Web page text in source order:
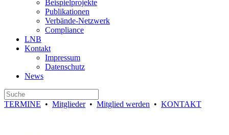
Beispielprojekte
Publikationen
Verbände-Netzwerk
Compliance
LNB
Kontakt
Impressum
Datenschutz
News
TERMINE • Mitglieder• Mitglied werden • KONTAKT